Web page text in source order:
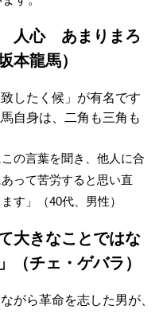
人心 あまりまろ
本龍馬）
したく候」が有名です
自身は、二角も三角も
の言葉を聞き、他人に合
って苦労すると思い直
す」（40代、男性）
大きなことではな
（チェ・ゲバラ）
がら革命を志した男が、